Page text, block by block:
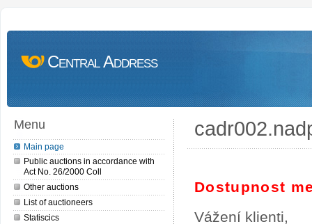
Central Address
Menu
Main page
Public auctions in accordance with
Act No. 26/2000 Coll
Other auctions
List of auctioneers
Statiscics
Dostupnost
Vážení klienti,